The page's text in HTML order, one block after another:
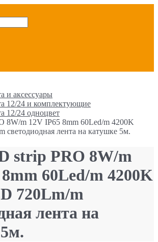
и аксессуары
12/24 и комплектующие
12/24 одноцвет
8W/m 12V IP65 8mm 60Led/m 4200K
светодиодная лента на катушке 5м.
strip PRO 8W/m
60Led/m 4200K
720Lm/m
лента на